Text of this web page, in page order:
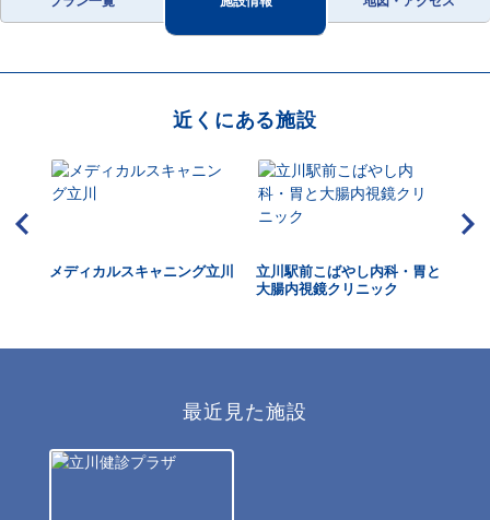
近くにある施設
メディカルスキャニング立川
立川駅前こばやし内科・胃と
大腸内視鏡クリニック
最近見た施設